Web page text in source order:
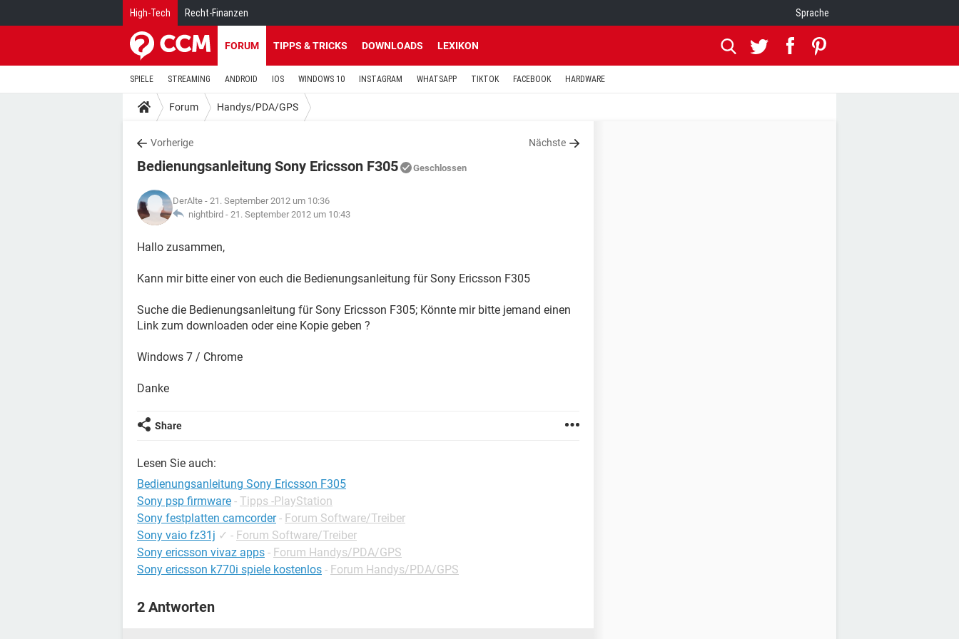
High-Tech Recht-Finanzen Sprache
FORUM TIPPS & TRICKS DOWNLOADS LEXIKON
SPIELE STREAMING ANDROID IOS WINDOWS 10 INSTAGRAM WHATSAPP TIKTOK FACEBOOK HARDWARE
Forum Handys/PDA/GPS
Vorherige Nächste
Bedienungsanleitung Sony Ericsson F305 Geschlossen
DerAlte - 21. September 2012 um 10:36
nightbird - 21. September 2012 um 10:43
Hallo zusammen,
Kann mir bitte einer von euch die Bedienungsanleitung für Sony Ericsson F305
Suche die Bedienungsanleitung für Sony Ericsson F305; Könnte mir bitte jemand einen
Link zum downloaden oder eine Kopie geben ?
Windows 7 / Chrome
Danke
Share
Lesen Sie auch:
Bedienungsanleitung Sony Ericsson F305
Sony psp firmware - Tipps -PlayStation
Sony festplatten camcorder - Forum Software/Treiber
Sony vaio fz31j ✓ - Forum Software/Treiber
Sony ericsson vivaz apps - Forum Handys/PDA/GPS
Sony ericsson k770i spiele kostenlos - Forum Handys/PDA/GPS
2 Antworten